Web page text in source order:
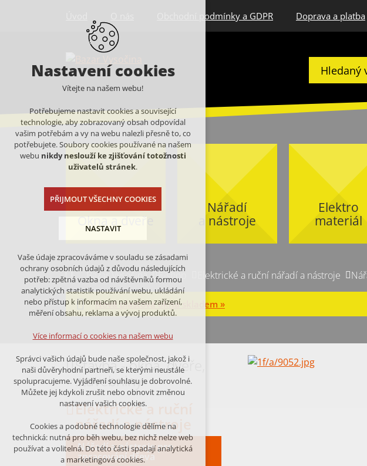
Obchodní podmínky a GDPR Doprava a platba
Okna a dveře
Nářadí
a nástroje
Elektro
materiál
Bazar Vysočina E-shop Elektrické a ruční nářadí a nástroje
Nová plastová okna skladem »
Stavba - okna, dveře,
stavebniny
Elektrické a ruční
nářadí a nástroje
Nářadí a nástroje pro
zpracování dřeva
Nastavení cookies
Vítejte na našem webu!
Potřebujeme nastavit cookies a související
technologie, aby zobrazovaný obsah odpovídal
vašim potřebám a vy na webu nalezli přesně to, co
potřebujete. Soubory cookies používané na našem
webu nikdy neslouží ke zjišťování totožnosti
uživatelů stránek.
PŘIJMOUT VŠECHNY COOKIES
NASTAVIT
Technická cookies
nutná pro provozování webu
udržení kontextu stránek (session):
případná přihlášení, volby jazyka, apod.
Volitelná cookies
analytická pro anonymizované
vyhodnocení návštěvnosti
marketingová cookies (Google,Facebook)
Více informací o cookies na našem webu
ODMÍTNOUT VŠE
Vaše údaje zpracováváme v souladu se zásadami
ochrany osobních údajů z důvodu následujících
potřeb: zpětná vazba od návštěvníků formou
analytických statistik používání webu, ukládání
nebo přístup k informacím na vašem zařízení,
měření obsahu, reklama a vývoj produktů.
Více informací o cookies na našem webu
Správci vašich údajů bude naše společnost, jakož i
naši důvěryhodní partneři, se kterými neustále
spolupracujeme. Vyjádření souhlasu je dobrovolné.
Můžete jej kdykoli zrušit nebo obnovit změnou
nastavení vašich cookies.
Cookies a podobné technologie dělíme na
technická: nutná pro běh webu, bez nichž nelze web
používat a volitelná. Do této části spadají analytická
a marketingová cookies.